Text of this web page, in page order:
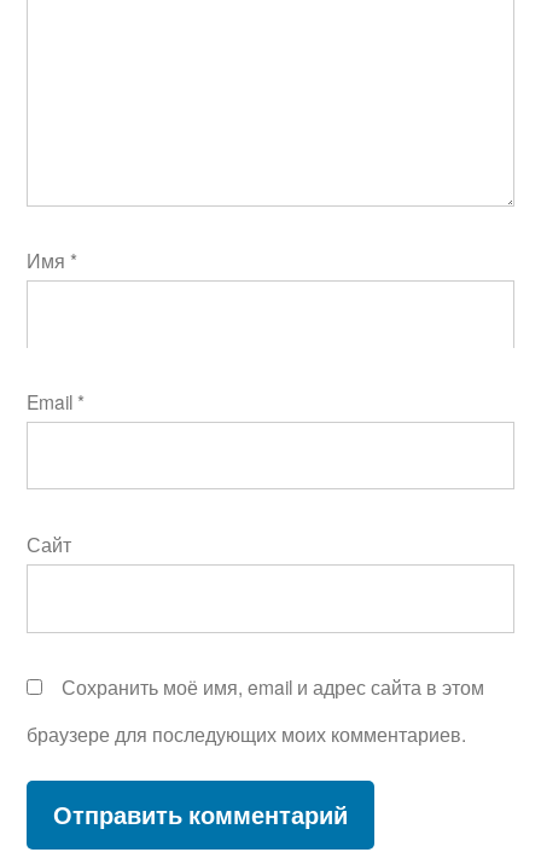
Имя *
Email *
Сайт
Сохранить моё имя, email и адрес сайта в этом
браузере для последующих моих комментариев.